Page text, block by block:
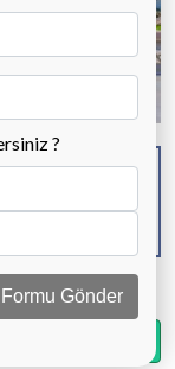
YATAK ODASI
?
Formu Gönder